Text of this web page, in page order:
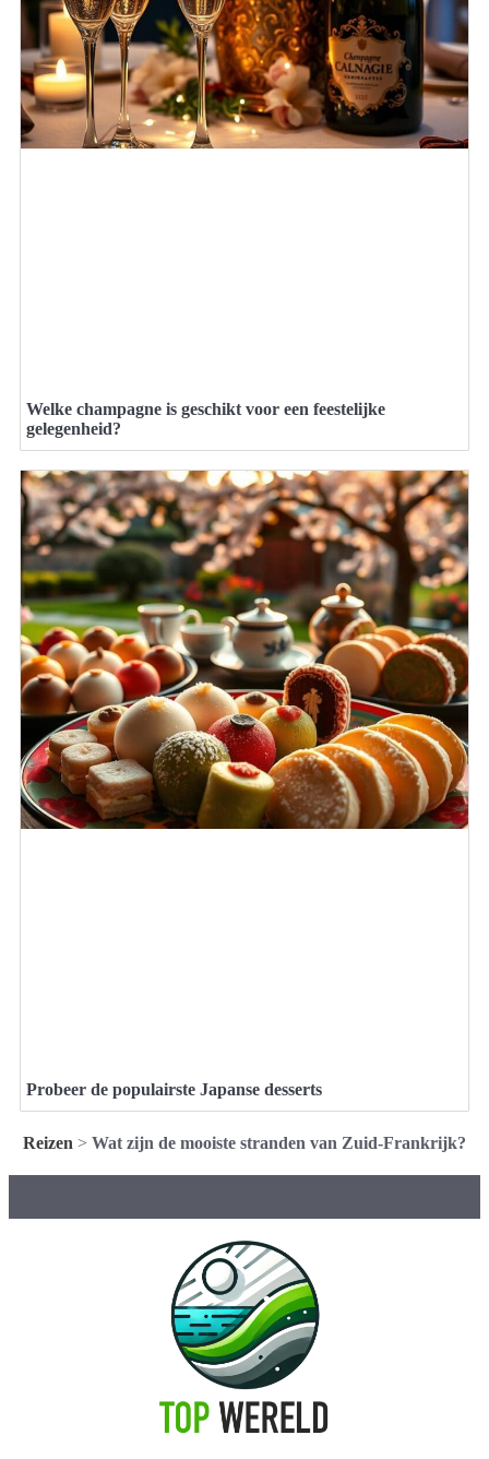
Welke champagne is geschikt voor een feestelijke
gelegenheid?
Probeer de populairste Japanse desserts
Reizen > Wat zijn de mooiste stranden van Zuid-Frankrijk?